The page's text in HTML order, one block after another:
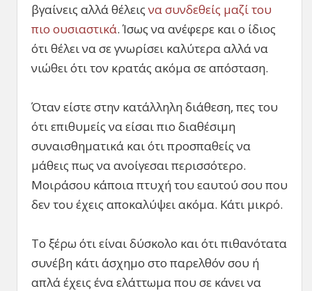
βγαίνεις αλλά θέλειςνα συνδεθείς μαζί του
πιο ουσιαστικά. Ίσως να ανέφερε και ο ίδιος
ότι θέλει να σε γνωρίσει καλύτερα αλλά να
νιώθει ότι τον κρατάς ακόμα σε απόσταση.
Όταν είστε στην κατάλληλη διάθεση, πες του
ότι επιθυμείς να είσαι πιο διαθέσιμη
συναισθηματικά και ότι προσπαθείς να
μάθεις πως να ανοίγεσαι περισσότερο.
Μοιράσου κάποια πτυχή του εαυτού σου που
δεν του έχεις αποκαλύψει ακόμα. Κάτι μικρό.
Το ξέρω ότι είναι δύσκολο και ότι πιθανότατα
συνέβη κάτι άσχημο στο παρελθόν σου ή
απλά έχεις ένα ελάττωμα που σε κάνει να